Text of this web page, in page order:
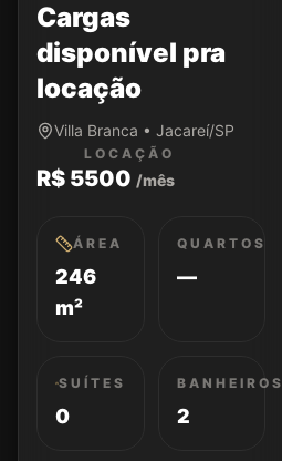
Cargas
disponível pra
locação
Villa Branca • Jacareí/SP
LOCAÇÃO
R$ 5500 /mês
ÁREA
246
m²
QUARTOS
—
SUÍTES
0
BANHEIROS
2